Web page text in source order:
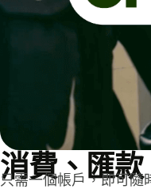
消費、匯
只需一個帳戶，即可